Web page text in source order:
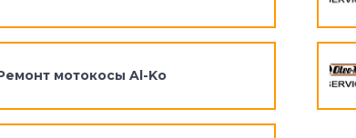
мотокосы Al-Ko